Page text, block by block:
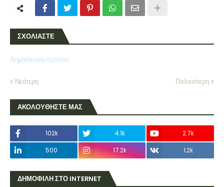
ΣΧΟΛΙΑΣΤΕ
Δημοσίευση σχολίου
Νεότερη Παλαιότερη
ΑΚΟΛΟΥΘΗΣΤΕ ΜΑΣ
102k 4.1k
2.7k
500
17.2k 1.2k
ΔΗΜΟΦΙΛΗ ΣΤΟ INTERNET